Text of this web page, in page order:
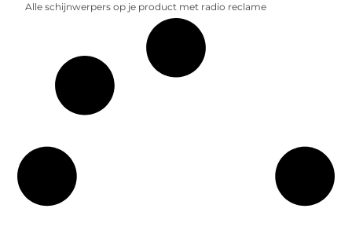
Alle schijnwerpers op je product met radio reclame